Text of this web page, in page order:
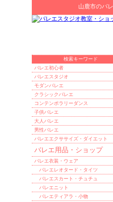
山鹿市のバ
検索キーワード
バレエ初心者
バレエスタジオ
モダンバレエ
クラシックバレエ
コンテンポラリーダンス
子供バレエ
大人バレエ
男性バレエ
バレエエクササイズ・ダイエット
バレエ用品・ショップ
バレエ衣装・ウェア
バレエレオタード・タイツ
バレエスカート・チュチュ
バレエニット
バレエティアラ・小物